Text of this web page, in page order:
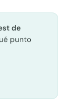
de
punto